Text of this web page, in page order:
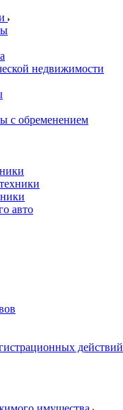
недвижимости
с обременением
авто
действий